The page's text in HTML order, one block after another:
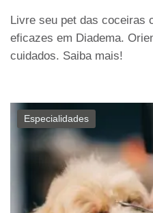
Livre seu pet das coceiras
eficazes em Diadema.
cuidados. Saiba mais!
Especialidades